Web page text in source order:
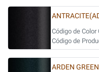
Código de Color
Código de
ARDEN